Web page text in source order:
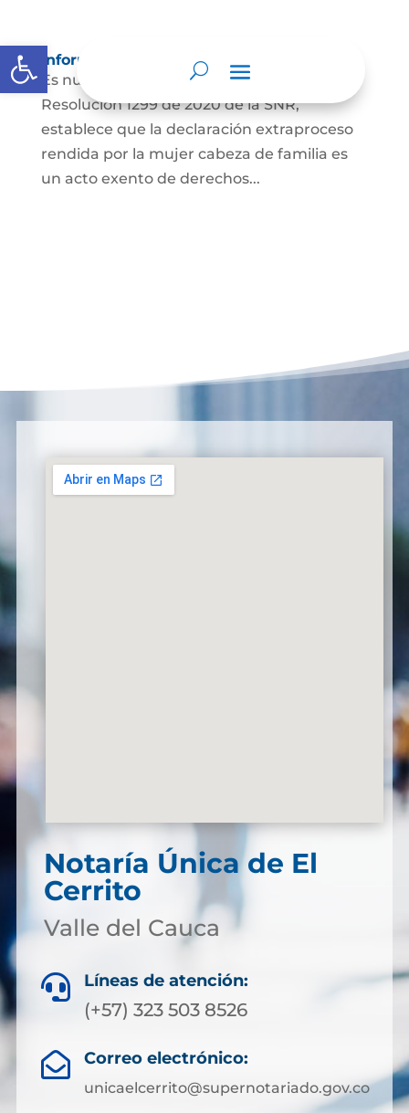
Abrir barra de herramientas
Información para Mujeres.
Es nuestro deber informar que La
Resolución 1299 de 2020 de la SNR,
establece que la declaración extraproceso
rendida por la mujer cabeza de familia es
un acto exento de derechos...
Notaría Única de El
Cerrito
Valle del Cauca
 Líneas de atención:
(+57) 323 503 8526
 Correo electrónico:
unicaelcerrito@supernotariado.gov.co